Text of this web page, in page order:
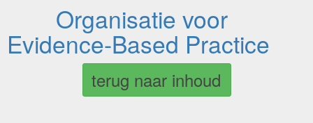
Organisatie voor
Evidence-Based Practice
terug naar inhoud